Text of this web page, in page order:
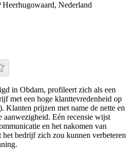
Nederland
in Obdam, profileert zich als een
met een hoge klanttevredenheid op
Klanten prijzen met name de nette en
Eén recensie wijst
en het nakomen van
het bedrijf zich zou kunnen verbeteren